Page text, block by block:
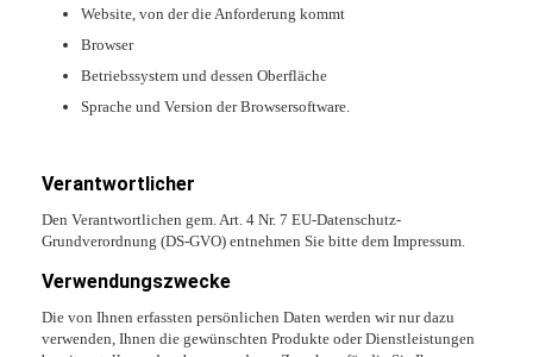
Website, von der die Anforderung kommt
Browser
Betriebssystem und dessen Oberfläche
Sprache und Version der Browsersoftware.
Verantwortlicher
Den Verantwortlichen gem. Art. 4 Nr. 7 EU-Datenschutz-
Grundverordnung (DS-GVO) entnehmen Sie bitte dem Impressum.
Verwendungszwecke
Die von Ihnen erfassten persönlichen Daten werden wir nur dazu
verwenden, Ihnen die gewünschten Produkte oder Dienstleistungen